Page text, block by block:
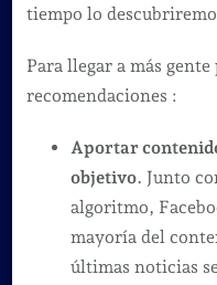
tiempo lo
Para llegar a más gente
recomendaciones :
Aportar
objetivo. Junto
algoritmo,
mayoría del
últimas noticias